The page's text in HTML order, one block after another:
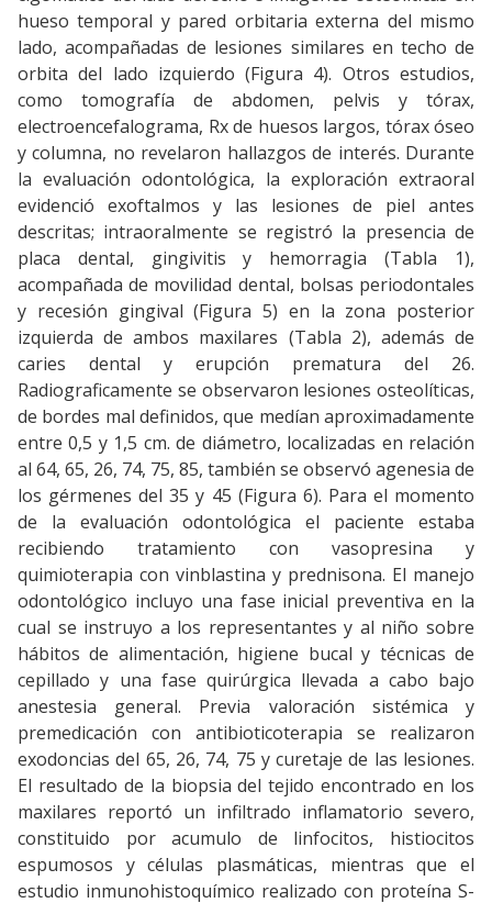
hueso temporal y pared orbitaria externa del mismo
lado, acompañadas de lesiones similares en techo de
orbita del lado izquierdo (Figura 4). Otros estudios,
como tomografía de abdomen, pelvis y tórax,
electroencefalograma, Rx de huesos largos, tórax óseo
y columna, no revelaron hallazgos de interés. Durante
la evaluación odontológica, la exploración extraoral
evidenció exoftalmos y las lesiones de piel antes
descritas; intraoralmente se registró la presencia de
placa dental, gingivitis y hemorragia (Tabla 1),
acompañada de movilidad dental, bolsas periodontales
y recesión gingival (Figura 5) en la zona posterior
izquierda de ambos maxilares (Tabla 2), además de
caries dental y erupción prematura del 26.
Radiograficamente se observaron lesiones osteolíticas,
de bordes mal definidos, que medían aproximadamente
entre 0,5 y 1,5 cm. de diámetro, localizadas en relación
al 64, 65, 26, 74, 75, 85, también se observó agenesia de
los gérmenes del 35 y 45 (Figura 6). Para el momento
de la evaluación odontológica el paciente estaba
recibiendo tratamiento con vasopresina y
quimioterapia con vinblastina y prednisona. El manejo
odontológico incluyo una fase inicial preventiva en la
cual se instruyo a los representantes y al niño sobre
hábitos de alimentación, higiene bucal y técnicas de
cepillado y una fase quirúrgica llevada a cabo bajo
anestesia general. Previa valoración sistémica y
premedicación con antibioticoterapia se realizaron
exodoncias del 65, 26, 74, 75 y curetaje de las lesiones.
El resultado de la biopsia del tejido encontrado en los
maxilares reportó un infiltrado inflamatorio severo,
constituido por acumulo de linfocitos, histiocitos
espumosos y células plasmáticas, mientras que el
estudio inmunohistoquímico realizado con proteína S-